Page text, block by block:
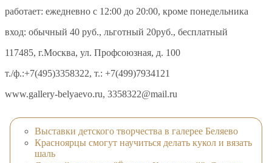
работает: ежедневно с 12:00 до 20:00, кроме понедельника
вход: обычный 40 руб., льготный 20руб., бесплатный
117485, г.Москва, ул. Профсоюзная, д. 100
т./ф.:+7(495)3358322, т.: +7(499)7934121
www.gallery-belyaevo.ru, 3358322@mail.ru
Выставки детского творчества в галерее Беляево
Красноярцы смогут научиться делать кукол и вязать
шаль